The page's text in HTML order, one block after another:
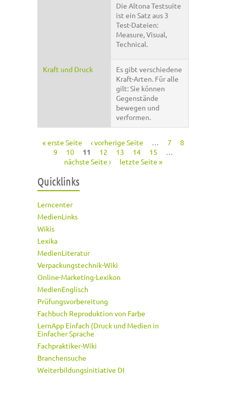
Die Altona Testsuite
ist ein Satz aus 3
Test-Dateien:
Measure, Visual,
Technical.
Kraft und Druck
Es gibt verschiedene
Kraft-Arten. Für alle
gilt: Sie können
Gegenstände
bewegen und
verformen.
Seiten
« erste Seite ‹ vorherige Seite … 7
8
9
10 11 12 13 14 15
…
nächste Seite ›
letzte Seite »
Quicklinks
Lerncenter
MedienLinks
Wikis
Lexika
MedienLiteratur
Verpackungstechnik-Wiki
Online-Marketing-Lexikon
MedienEnglisch
Prüfungsvorbereitung
Fachbuch Reproduktion von Farbe
LernApp Einfach (Druck und Medien in
Einfacher Sprache
Fachpraktiker-Wiki
Branchensuche
Weiterbildungsinitiative DI